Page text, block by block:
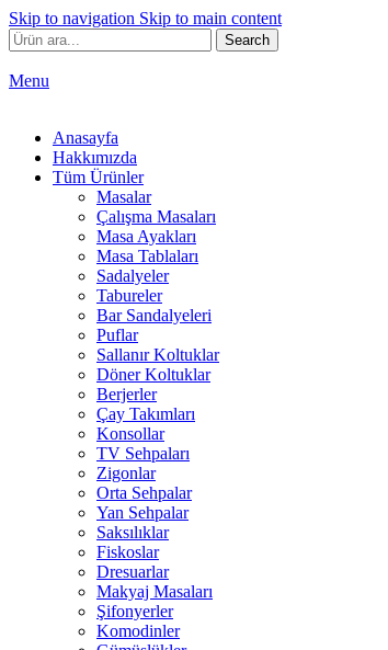
Skip to navigation Skip to main content
Search
Menu
Anasayfa
Hakkımızda
Tüm Ürünler
Masalar
Çalışma Masaları
Masa Ayakları
Masa Tablaları
Sadalyeler
Tabureler
Bar Sandalyeleri
Puflar
Sallanır Koltuklar
Döner Koltuklar
Berjerler
Çay Takımları
Konsollar
TV Sehpaları
Zigonlar
Orta Sehpalar
Yan Sehpalar
Saksılıklar
Fiskoslar
Dresuarlar
Makyaj Masaları
Şifonyerler
Komodinler